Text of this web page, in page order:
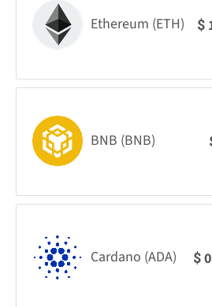
Ethereum (ETH) $
BNB (BNB)
Cardano (ADA) $